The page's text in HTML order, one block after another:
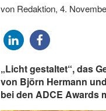
von Redaktion, 4.
„Licht gestaltet“, das
von Björn Hermann
bei den ADCE Awards